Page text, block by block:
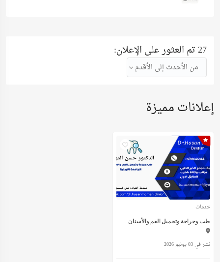
27 تم العثور على الإعلان:
من الأحدث إلى الأقدم
إعلانات مميزة
خدمات
طب وجراحة وتجميل الفم والأسنان
نشر في 03 يونيو 2026